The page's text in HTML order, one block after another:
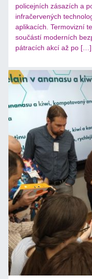
policejních zásazích a
infračervených
aplikacích. Termovizní
součástí moderních
pátracích akcí až po […]